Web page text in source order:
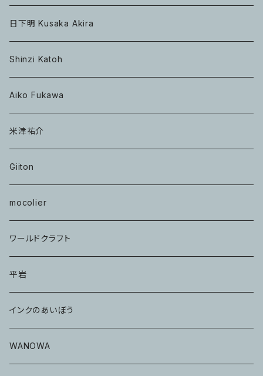
日下明 Kusaka Akira
Shinzi Katoh
Aiko Fukawa
米津祐介
Giiton
mocolier
ワールドクラフト
平岩
インクのあいぼう
WANOWA